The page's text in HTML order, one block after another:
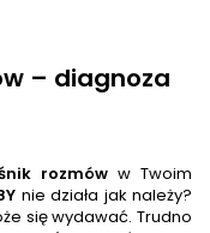
– diagnoza
rozmów w Twoim
nie działa jak należy?
się wydawać. Trudno